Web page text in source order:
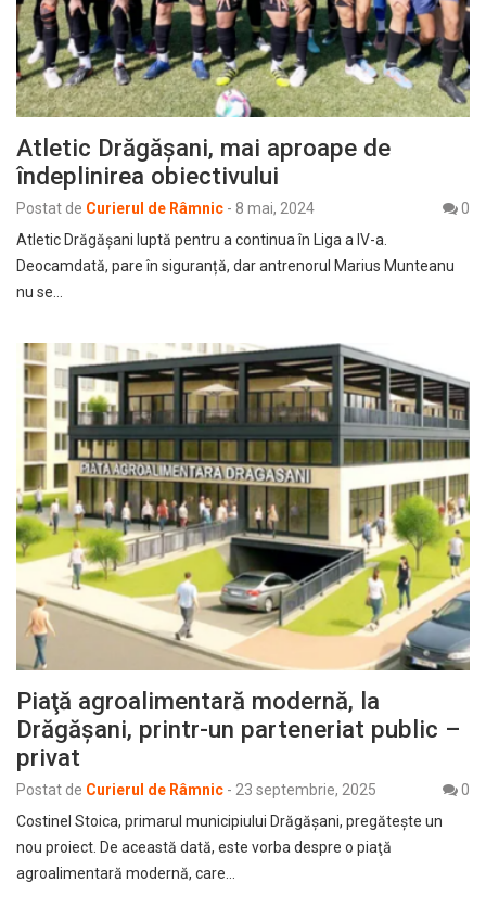
Atletic Drăgăşani, mai aproape de
îndeplinirea obiectivului
Postat de Curierul de Râmnic - 8 mai, 2024
0
Atletic Drăgăşani luptă pentru a continua în Liga a IV-a.
Deocamdată, pare în siguranță, dar antrenorul Marius Munteanu
nu se…
Piaţă agroalimentară modernă, la
Drăgăşani, printr-un parteneriat public –
privat
Postat de Curierul de Râmnic - 23 septembrie, 2025
0
Costinel Stoica, primarul municipiului Drăgăşani, pregăteşte un
nou proiect. De această dată, este vorba despre o piaţă
agroalimentară modernă, care…